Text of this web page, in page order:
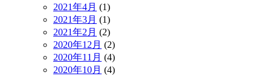
2021年4月 (1)
2021年3月 (1)
2021年2月 (2)
2020年12月 (2)
2020年11月 (4)
2020年10月 (4)